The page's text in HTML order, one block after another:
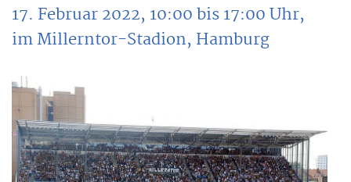
17. Februar 2022, 10:00 bis 17:00 Uhr,
im Millerntor-Stadion, Hamburg